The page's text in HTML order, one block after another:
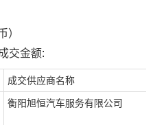
）
交金额:
成交供应商名称
衡阳旭恒汽车服务有限公司